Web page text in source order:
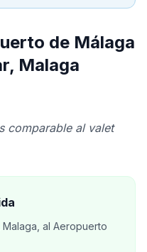
de Málaga
Malaga
comparable al valet
al Aeropuerto